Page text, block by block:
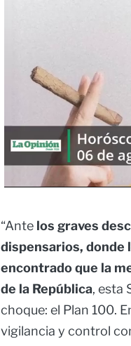
“Ante los graves
dispensarios, donde
encontrado que la
de la República, esta
choque: el Plan 100.
vigilancia y control